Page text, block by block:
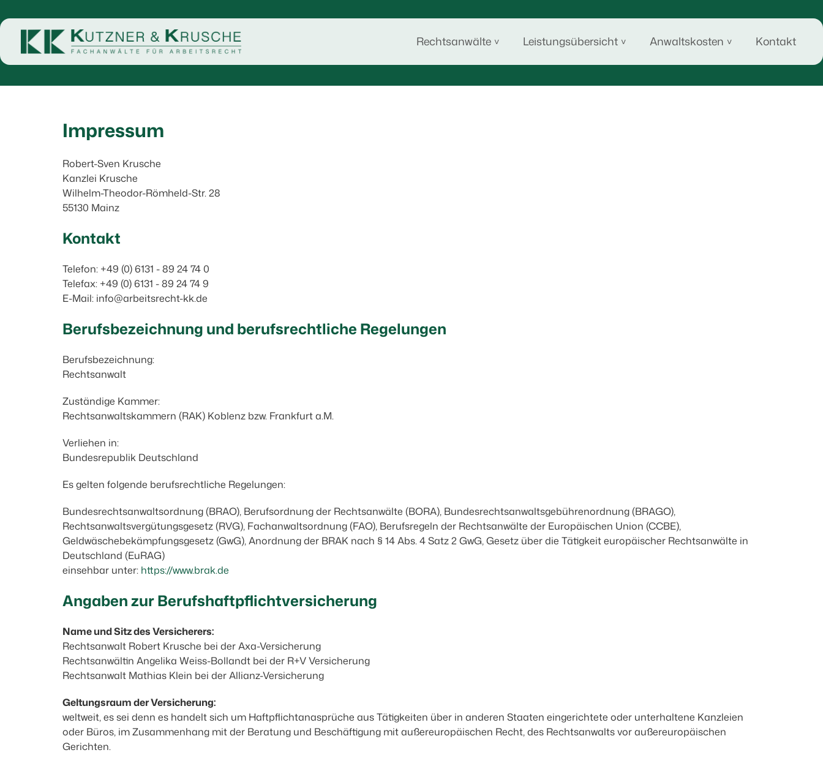
Rechtsanwälte Leistungsübersicht Anwaltskosten Kontakt
Impressum
Robert-Sven Krusche
Kanzlei Krusche
Wilhelm-Theodor-Römheld-Str. 28
55130 Mainz
Kontakt
Telefon: +49 (0) 6131 - 89 24 74 0
Telefax: +49 (0) 6131 - 89 24 74 9
E-Mail: info@arbeitsrecht-kk.de
Berufsbezeichnung und berufsrechtliche Regelungen
Berufsbezeichnung:
Rechtsanwalt
Zuständige Kammer:
Rechtsanwaltskammern (RAK) Koblenz bzw. Frankfurt a.M.
Verliehen in:
Bundesrepublik Deutschland
Es gelten folgende berufsrechtliche Regelungen:
Bundesrechtsanwaltsordnung (BRAO), Berufsordnung der Rechtsanwälte (BORA), Bundesrechtsanwaltsgebührenordnung (BRAGO),
Rechtsanwaltsvergütungsgesetz (RVG), Fachanwaltsordnung (FAO), Berufsregeln der Rechtsanwälte der Europäischen Union (CCBE),
Geldwäschebekämpfungsgesetz (GwG), Anordnung der BRAK nach § 14 Abs. 4 Satz 2 GwG, Gesetz über die Tätigkeit europäischer Rechtsanwälte in
Deutschland (EuRAG)
einsehbar unter: https://www.brak.de
Angaben zur Berufs­haftpflicht­versicherung
Name und Sitz des Versicherers:
Rechtsanwalt Robert Krusche bei der Axa-Versicherung
Rechtsanwältin Angelika Weiss-Bollandt bei der R+V Versicherung
Rechtsanwalt Mathias Klein bei der Allianz-Versicherung
Geltungsraum der Versicherung:
weltweit, es sei denn es handelt sich um Haftpflichtanasprüche aus Tätigkeiten über in anderen Staaten eingerichtete oder unterhaltene Kanzleien
oder Büros, im Zusammenhang mit der Beratung und Beschäftigung mit außereuropäischen Recht, des Rechtsanwalts vor außereuropäischen
Gerichten.